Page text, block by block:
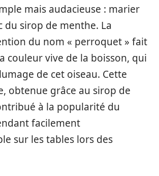
mais audacieuse : marier
du sirop de menthe. La
du nom « perroquet » fait
couleur vive de la boisson, qui
de cet oiseau. Cette
obtenue grâce au sirop de
à la popularité du
facilement
sur les tables lors des